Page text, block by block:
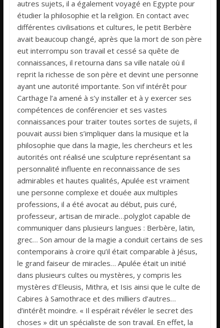
autres sujets, il a également voyagé en Egypte pour
étudier la philosophie et la religion. En contact avec
différentes civilisations et cultures, le petit Berbère
avait beaucoup changé, après que la mort de son père
eut interrompu son travail et cessé sa quête de
connaissances, il retourna dans sa ville natale où il
reprit la richesse de son père et devint une personne
ayant une autorité importante. Son vif intérêt pour
Carthage l’a amené à s’y installer et à y exercer ses
compétences de conférencier et ses vastes
connaissances pour traiter toutes sortes de sujets, il
pouvait aussi bien s’impliquer dans la musique et la
philosophie que dans la magie, les chercheurs et les
autorités ont réalisé une sculpture représentant sa
personnalité influente en reconnaissance de ses
admirables et hautes qualités, Apulée est vraiment
une personne complexe et douée aux multiples
professions, il a été avocat au début, puis curé,
professeur, artisan de miracle…polyglot capable de
communiquer dans plusieurs langues : Berbère, latin,
grec… Son amour de la magie a conduit certains de ses
contemporains à croire qu’il était comparable à Jésus,
le grand faiseur de miracles… Apulée était un initié
dans plusieurs cultes ou mystères, y compris les
mystères d’Eleusis, Mithra, et Isis ainsi que le culte de
Cabires à Samothrace et des milliers d’autres…
d’intérêt moindre. « Il espérait révéler le secret des
choses » dit un spécialiste de son travail. En effet, la